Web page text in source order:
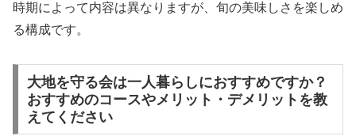
時期によって内容は異なりますが、旬の美味しさを楽しめ
る構成です。
大地を守る会は一人暮らしにおすすめですか？
おすすめのコースやメリット・デメリットを教
えてください